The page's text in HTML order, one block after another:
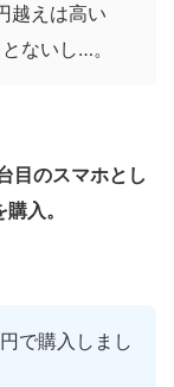
越えは高い
ないし…。
目のスマホとし
入。
で購入しまし